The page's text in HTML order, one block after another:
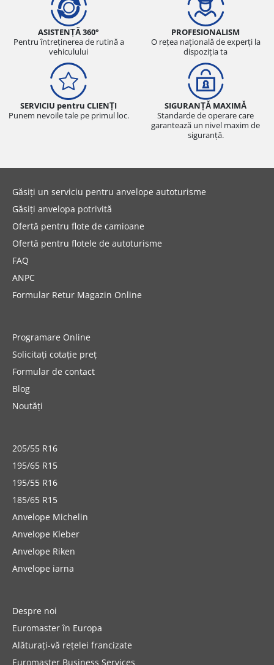
ASISTENȚĂ 360°
Pentru întreținerea de rutină a
vehiculului
PROFESIONALISM
O rețea națională de experți la
dispoziția ta
SERVICIU pentru CLIENȚI
Punem nevoile tale pe primul loc.
SIGURANȚĂ MAXIMĂ
Standarde de operare care
garantează un nivel maxim de
siguranță.
Găsiți un serviciu pentru anvelope autoturisme
Găsiți anvelopa potrivită
Ofertă pentru flote de camioane
Ofertă pentru flotele de autoturisme
FAQ
ANPC
Formular Retur Magazin Online
Programare Online
Solicitați cotație preț
Formular de contact
Blog
Noutăți
205/55 R16
195/65 R15
195/55 R16
185/65 R15
Anvelope Michelin
Anvelope Kleber
Anvelope Riken
Anvelope iarna
Despre noi
Euromaster în Europa
Alăturați-vă rețelei francizate
Euromaster Business Services